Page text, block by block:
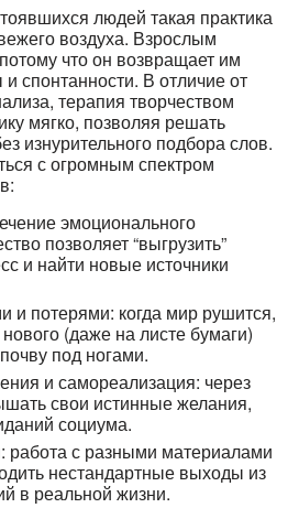
людей такая практика
воздуха. Взрослым
что он возвращает им
спонтанности. В отличие от
терапия творчеством
мягко, позволяя решать
изнурительного подбора слов.
с огромным спектром
эмоционального
позволяет “выгрузить”
и найти новые источники
и потерями: когда мир рушится,
(даже на листе бумаги)
под ногами.
и самореализация: через
свои истинные желания,
социума.
работа с разными материалами
нестандартные выходы из
в реальной жизни.